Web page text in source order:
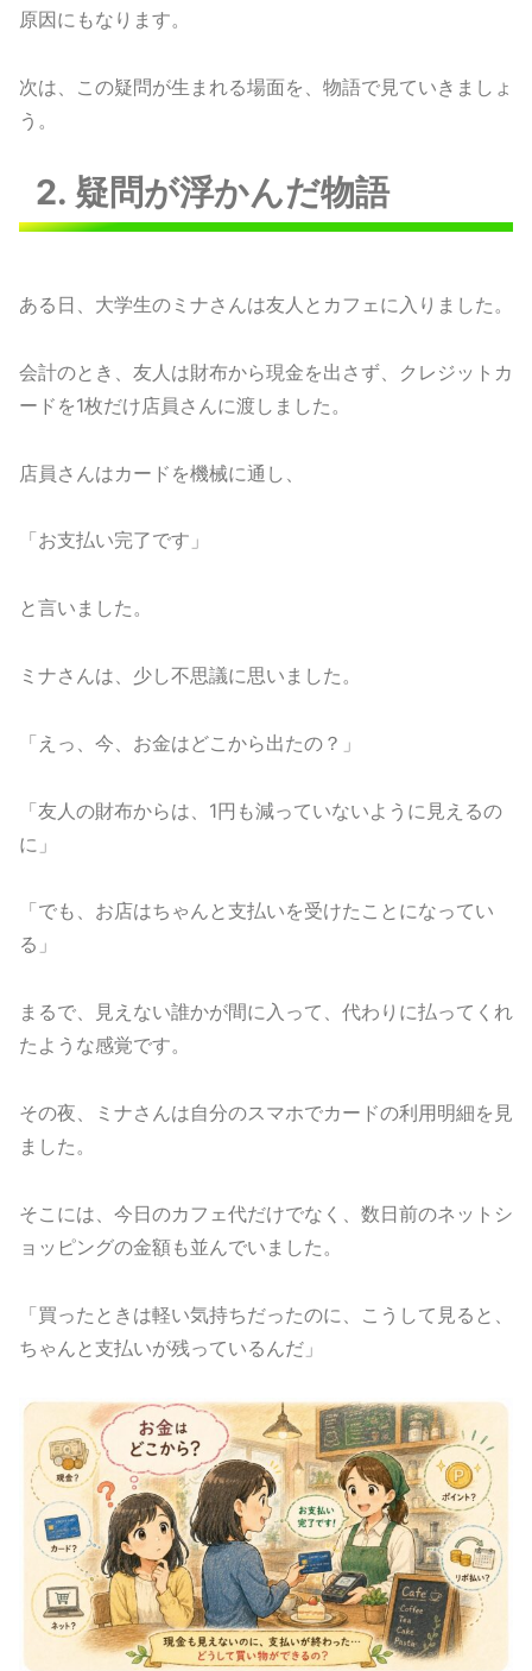
原因にもなります。
次は、この疑問が生まれる場面を、物語で見ていきましょ
う。
2. 疑問が浮かんだ物語
ある日、大学生のミナさんは友人とカフェに入りました。
会計のとき、友人は財布から現金を出さず、クレジットカ
ードを1枚だけ店員さんに渡しました。
店員さんはカードを機械に通し、
「お支払い完了です」
と言いました。
ミナさんは、少し不思議に思いました。
「えっ、今、お金はどこから出たの？」
「友人の財布からは、1円も減っていないように見えるの
に」
「でも、お店はちゃんと支払いを受けたことになってい
る」
まるで、見えない誰かが間に入って、代わりに払ってくれ
たような感覚です。
その夜、ミナさんは自分のスマホでカードの利用明細を見
ました。
そこには、今日のカフェ代だけでなく、数日前のネットシ
ョッピングの金額も並んでいました。
「買ったときは軽い気持ちだったのに、こうして見ると、
ちゃんと支払いが残っているんだ」